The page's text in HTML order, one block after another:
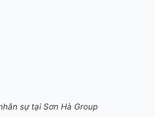
sự tại Sơn Hà Group